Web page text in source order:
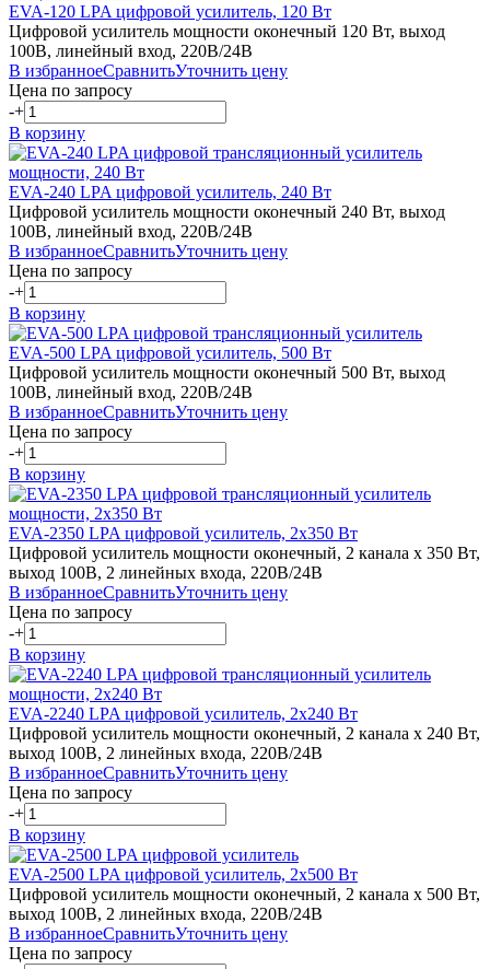
EVA-120 LPA цифровой усилитель, 120 Вт
Цифровой усилитель мощности оконечный 120 Вт, выход
100В, линейный вход, 220В/24В
В избранноеСравнитьУточнить цену
Цена по запросу
-+
В корзину
EVA-240 LPA цифровой усилитель, 240 Вт
Цифровой усилитель мощности оконечный 240 Вт, выход
100В, линейный вход, 220В/24В
В избранноеСравнитьУточнить цену
Цена по запросу
-+
В корзину
EVA-500 LPA цифровой усилитель, 500 Вт
Цифровой усилитель мощности оконечный 500 Вт, выход
100В, линейный вход, 220В/24В
В избранноеСравнитьУточнить цену
Цена по запросу
-+
В корзину
EVA-2350 LPA цифровой усилитель, 2х350 Вт
Цифровой усилитель мощности оконечный, 2 канала х 350 Вт,
выход 100В, 2 линейных входа, 220В/24В
В избранноеСравнитьУточнить цену
Цена по запросу
-+
В корзину
EVA-2240 LPA цифровой усилитель, 2х240 Вт
Цифровой усилитель мощности оконечный, 2 канала х 240 Вт,
выход 100В, 2 линейных входа, 220В/24В
В избранноеСравнитьУточнить цену
Цена по запросу
-+
В корзину
EVA-2500 LPA цифровой усилитель, 2х500 Вт
Цифровой усилитель мощности оконечный, 2 канала х 500 Вт,
выход 100В, 2 линейных входа, 220В/24В
В избранноеСравнитьУточнить цену
Цена по запросу